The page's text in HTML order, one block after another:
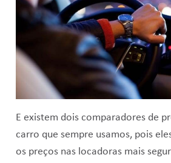
E existem dois comparadores de
carro que sempre usamos, pois
os preços nas locadoras mais